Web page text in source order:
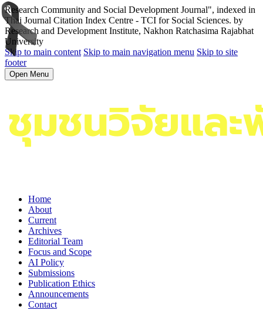
Research Community and Social Development Journal", indexed in
Thai Journal Citation Index Centre - TCI for Social Sciences. by
Research and Development Institute, Nakhon Ratchasima Rajabhat
University
Skip to main content Skip to main navigation menu Skip to site
footer
Open Menu
Home
About
Current
Archives
Editorial Team
Focus and Scope
AI Policy
Submissions
Publication Ethics
Announcements
Contact